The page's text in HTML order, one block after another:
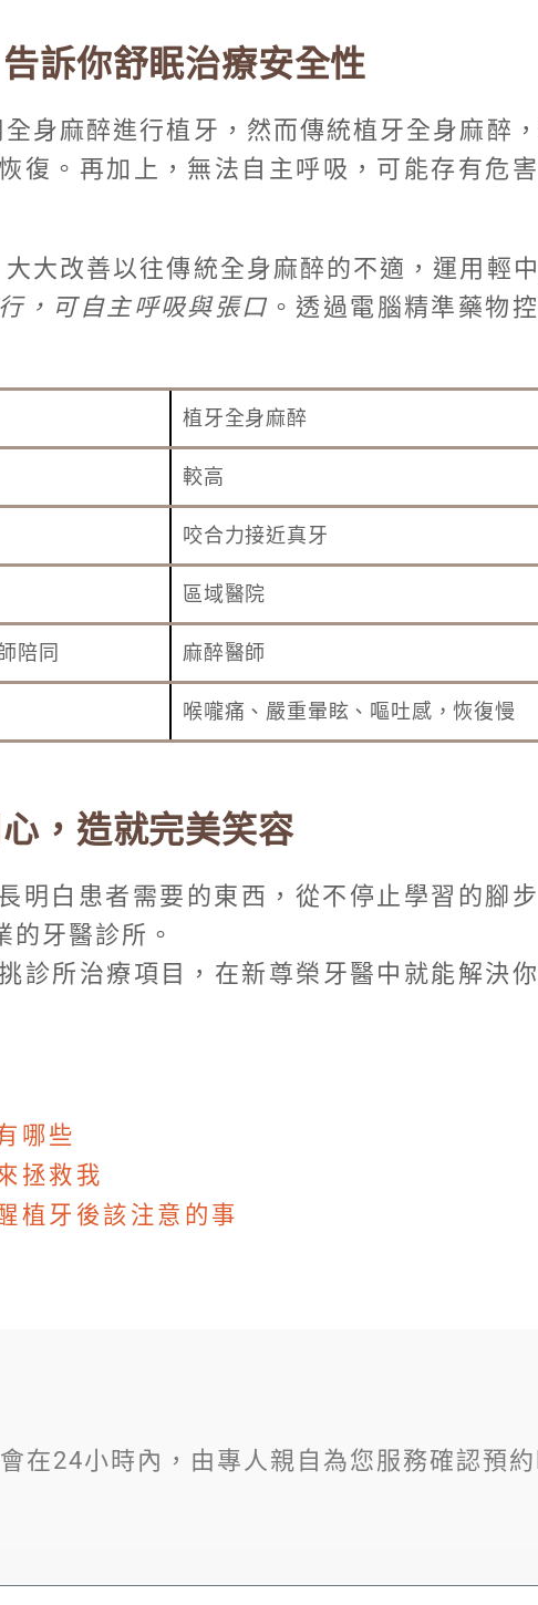
訴你舒眠治療安全性
身麻醉進行植牙，然而傳統植牙全身麻醉
復。再加上，無法自主呼吸，可能存有危
大改善以往傳統全身麻醉的不適，運用輕
，可自主呼吸與張口 。透過電腦精準藥物
植牙全身麻醉
較高
咬合力接近真牙
區域醫院
陪同 麻醉醫師
喉嚨痛、嚴重暈眩、嘔吐感，恢復慢
，造就完美笑容
明白患者需要的東西，從不停止學習的腳
牙醫診所。
診所治療項目，在新尊榮牙醫中就能解決
哪些
拯救我
植牙後該注意的事
在24小時內，由專人親自為您服務確認預